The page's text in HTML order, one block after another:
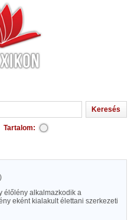
Tartalom:
élőlény alkalmazkodik a
eként kialakult élettani szerkezeti